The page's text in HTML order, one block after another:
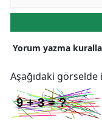
Yorum yazma
Aşağıdaki